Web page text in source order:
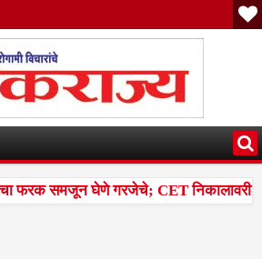
फरक समजून घेणे गरजेचे; CET निकालावरील